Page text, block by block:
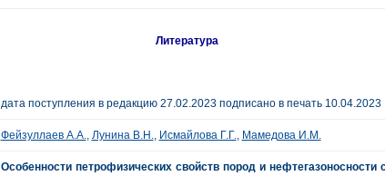
Литература
дата поступления в редакцию 27.02.2023 подписано в печать 10.04.2023
Фейзуллаев А.А., Лунина В.Н., Исмайлова Г.Г., Мамедова И.М.
Особенности петрофизических свойств пород и нефтегазоносности